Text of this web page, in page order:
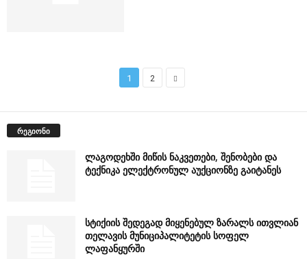
1 2
რეგიონი
ლაგოდეხში მიწის ნაკვეთები, შენობები და
ტექნიკა ელექტრონულ აუქციონზე გაიტანეს
სტიქიის შედეგად მიყენებულ ზარალს ითვლიან
თელავის მუნიციპალიტეტის სოფელ
ლაფანყურში